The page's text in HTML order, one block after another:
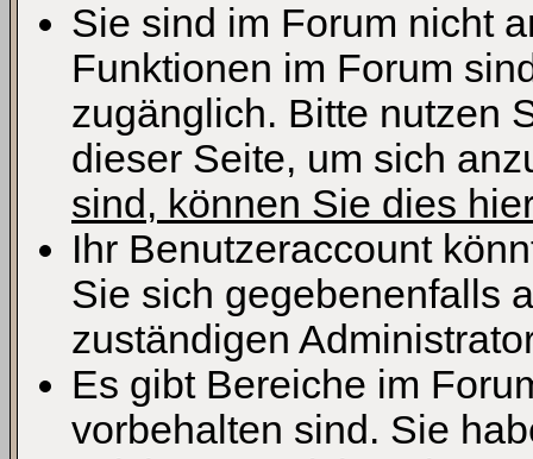
Sie sind im Forum nicht
Funktionen im Forum
zugänglich. Bitte nutzen
dieser Seite, um sich
sind, können Sie dies
Ihr Benutzeraccount
Sie sich gegebenenfalls
zuständigen
Es gibt Bereiche im
vorbehalten sind. Sie